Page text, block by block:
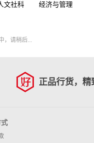
文社科 经济与管理
，请稍后...
正品行货，精